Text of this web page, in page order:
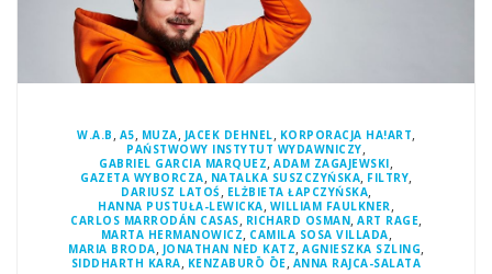
W.A.B , A5, MUZA, JACEK DEHNEL, KORPORACJA HA!ART,
PAŃSTWOWY INSTYTUT WYDAWNICZY,
GABRIEL GARCIA MARQUEZ,ADAM ZAGAJEWSKI,
GAZETA WYBORCZA, NATALKA SUSZCZYŃSKA, FILTRY,
DARIUSZ LATOŚ , ELŻBIETA ŁAPCZYŃSKA,
HANNA PUSTUŁA-LEWICKA, WILLIAM FAULKNER,
CARLOS MARRODÁN CASAS, RICHARD OSMAN, ART RAGE,
MARTA HERMANOWICZ, CAMILA SOSA VILLADA,
MARIA BRODA, JONATHAN NED KATZ, AGNIESZKA SZLING,
SIDDHARTH KARA, KENZABURŌ ŌE, ANNA RAJCA-SALATA